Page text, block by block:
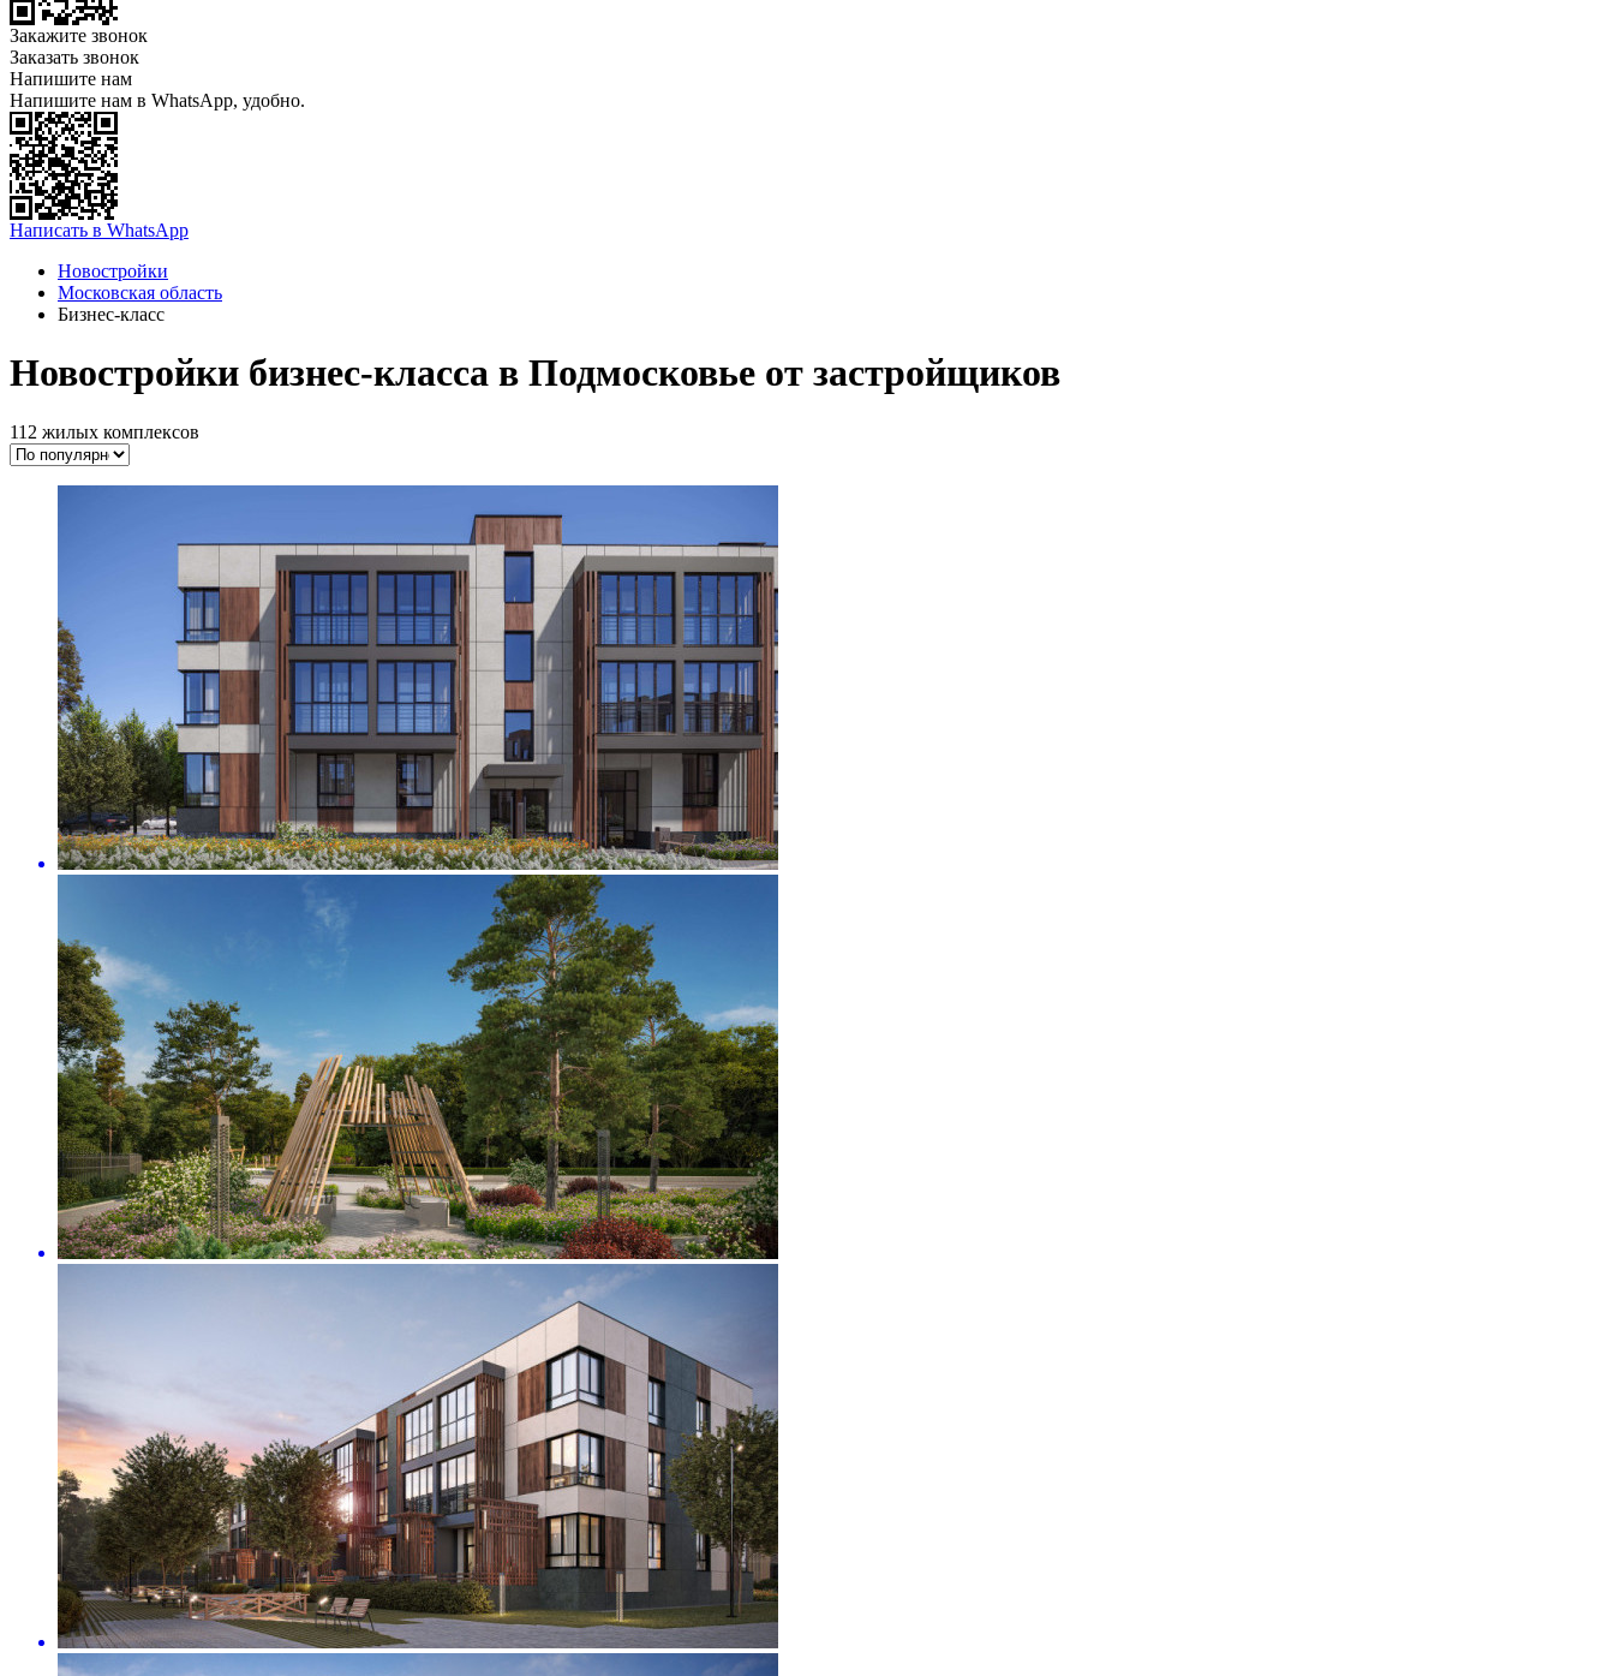
Закажите звонок
Заказать звонок
Напишите нам
Напишите нам в WhatsApp, удобно.
Написать в WhatsApp
Новостройки
Московская область
Бизнеc-класс
Новостройки бизнес-класса в Подмосковье от застройщиков
112 жилых комплексов